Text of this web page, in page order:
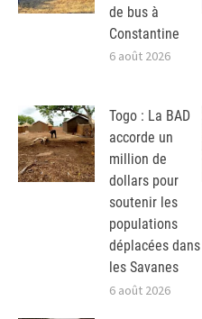
de bus à
Constantine
6 août 2026
Togo : La BAD
accorde un
million de
dollars pour
soutenir les
populations
déplacées dans
les Savanes
6 août 2026